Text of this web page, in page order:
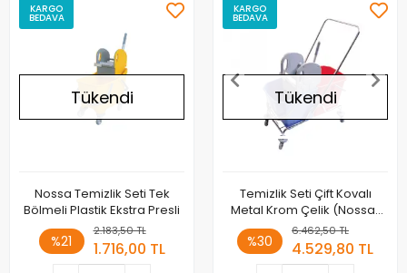
KARGO
BEDAVA
Tükendi
Nossa Temizlik Seti Tek
Bölmeli Plastik Ekstra Presli
%21
2.183,50 TL
1.716,00 TL
KARGO
BEDAVA
Tükendi
Temizlik Seti Çift Kovalı
Metal Krom Çelik (Nossa)
Presli
%30
6.462,50 TL
4.529,80 TL